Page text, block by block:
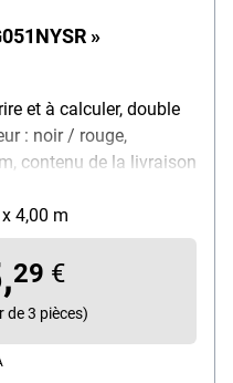
»
et à calculer, double
: noir / rouge,
contenu de la livraison
4,00 m
29 €
de 3 pièces)